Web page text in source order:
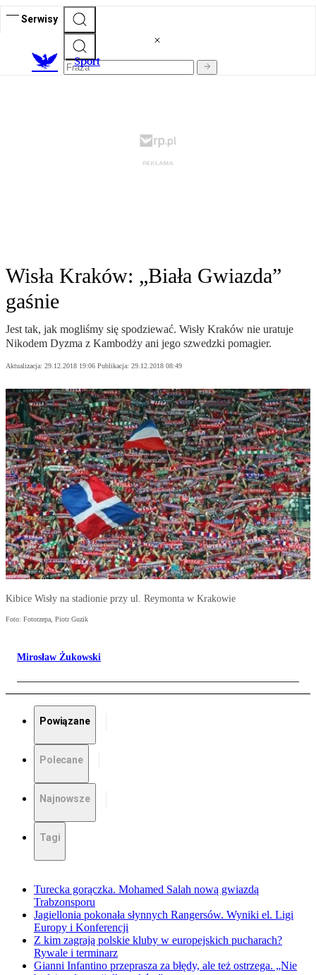
Serwisy
Sport
Wisła Kraków: „Biała Gwiazda”
gaśnie
Jest tak, jak mogliśmy się spodziewać. Wisły Kraków nie uratuje
Nikodem Dyzma z Kambodży ani jego szwedzki pomagier.
Aktualizacja: 29.12.2018 19:06 Publikacja: 29.12.2018 08:49
Kibice Wisły na stadionie przy ul. Reymonta w Krakowie
Foto: Fotorzepa, Piotr Guzik
Mirosław Żukowski
Powiązane
Polecane
Najnowsze
Tagi
Turecka gorączka. Mohamed Salah nową gwiazdą
Trabzonsporu
Jagiellonia pokonała słynnych Rangersów. Wyniki el. Ligi
Europy i Konferencji
Z kim zagrają polskie kluby w europejskich pucharach?
Rywale i terminarz
Gianni Infantino przeprasza za błędy, ale też ostrzega. „Nie